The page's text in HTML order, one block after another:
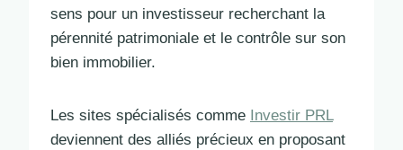
sens pour un investisseur recherchant la
pérennité patrimoniale et le contrôle sur son
bien immobilier.
Les sites spécialisés comme Investir PRL
deviennent des alliés précieux en proposant